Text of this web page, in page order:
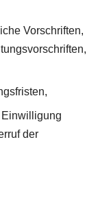
Vorschriften,
Einwilligung
der